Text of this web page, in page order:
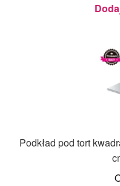
Podkład pod tort